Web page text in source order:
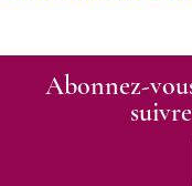
Abonnez-